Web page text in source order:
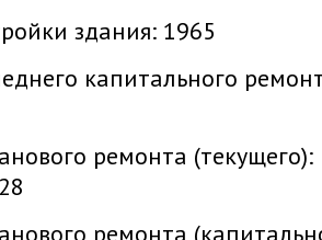
здания: 1965
капитального
ремонта (текущего):
ремонта